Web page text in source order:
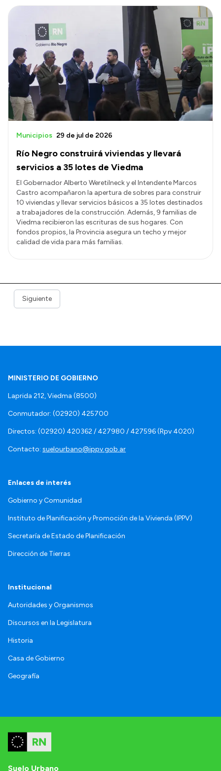
Río Negro construirá viviendas y llevará
servicios a 35 lotes de Viedma
Municipios 29 de jul de 2026
El Gobernador Alberto Weretilneck y el Intendente Marcos
Castro acompañaron la apertura de sobres para construir
10 viviendas y llevar servicios básicos a 35 lotes destinados
a trabajadores de la construcción. Además, 9 familias de
Viedma recibieron las escrituras de sus hogares. Con
fondos propios, la Provincia asegura un techo y mejor
calidad de vida para más familias.
Siguiente
MINISTERIO DE GOBIERNO
Laprida 212, Viedma (8500)
Conmutador: (02920) 425700
Directos: (02920) 420362 / 427980 / 427596 (Rpv 4020)
Contacto: suelourbano@ippv.gob.ar
Enlaces de interés
Gobierno y Comunidad
Instituto de Planificación y Promoción de la Vivienda (IPPV)
Secretaría de Estado de Planificación
Dirección de Tierras
Institucional
Autoridades y Organismos
Discursos en la Legislatura
Historia
Casa de Gobierno
Geografía
Suelo Urbano